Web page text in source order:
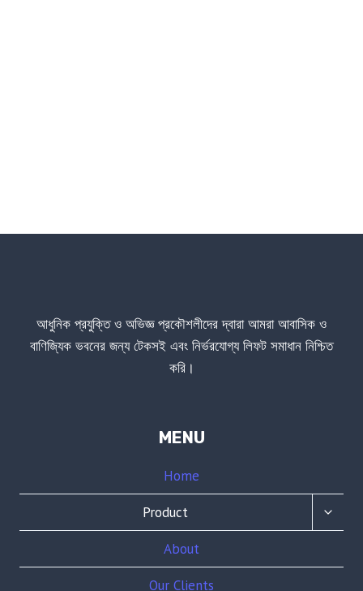
আধুনিক প্রযুক্তি ও অভিজ্ঞ প্রকৌশলীদের দ্বারা আমরা আবাসিক ও
বাণিজ্যিক ভবনের জন্য টেকসই এবং নির্ভরযোগ্য লিফট সমাধান নিশ্চিত
করি।
MENU
Home
Product
About
Our Clients